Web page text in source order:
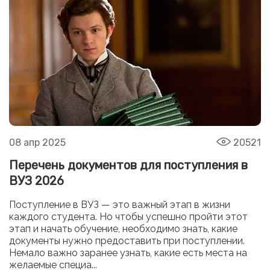
08 апр 2025 20521
Перечень документов для поступления в
ВУЗ 2026
Поступление в ВУЗ — это важный этап в жизни
каждого студента. Но чтобы успешно пройти этот
этап и начать обучение, необходимо знать, какие
документы нужно предоставить при поступлении.
Немало важно заранее узнать, какие есть места на
желаемые специа...